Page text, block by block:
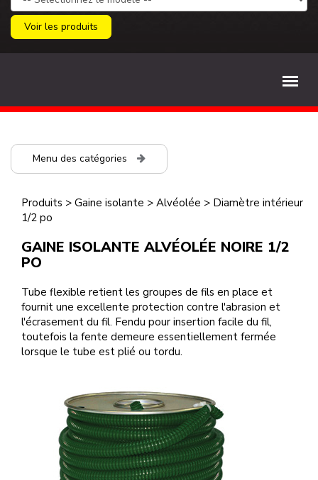
Voir les produits
Menu des catégories
Produits > Gaine isolante > Alvéolée > Diamètre intérieur
1/2 po
GAINE ISOLANTE ALVÉOLÉE NOIRE 1/2
PO
Tube flexible retient les groupes de fils en place et
fournit une excellente protection contre l'abrasion et
l'écrasement du fil. Fendu pour insertion facile du fil,
toutefois la fente demeure essentiellement fermée
lorsque le tube est plié ou tordu.